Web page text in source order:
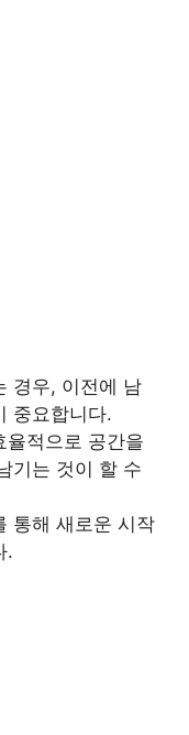
경우, 이전에 남
중요합니다.
율적으로 공간을
기는 것이 할 수
통해 새로운 시작
.